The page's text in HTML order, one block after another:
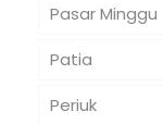
Pasar Minggu
Patia
Periuk